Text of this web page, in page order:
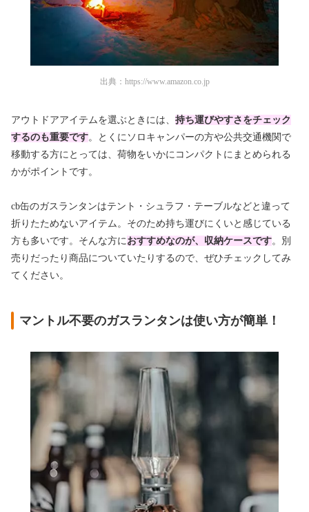
出典： https://www.amazon.co.jp
アウトドアアイテムを選ぶときには、 持ち運びやすさをチェック
するのも重要です。とくにソロキャンパーの方や公共交通機関で
移動する方にとっては、荷物をいかにコンパクトにまとめられる
かがポイントです。
cb缶のガスランタンはテント・シュラフ・テーブルなどと違って
折りたためないアイテム。そのため持ち運びにくいと感じている
方も多いです。そんな方におすすめなのが、収納ケースです。別
売りだったり商品についていたりするので、ぜひチェックしてみ
てください。
マントル不要のガスランタンは使い方が簡単！